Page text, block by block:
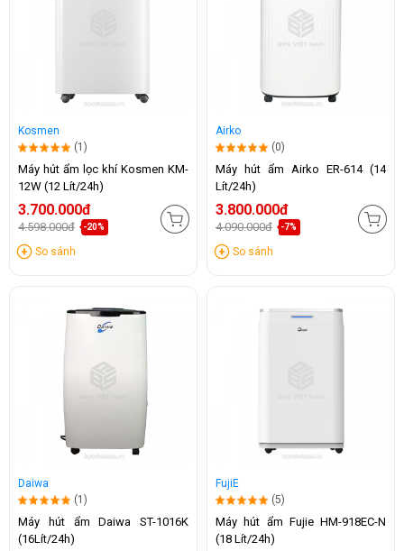
Kosmen
(1)
Máy hút ẩm lọc khí Kosmen KM-
12W (12 Lít/24h)
3.700.000đ
4.598.000đ -20%
So sánh
Airko
(0)
Máy hút ẩm Airko ER-614 (14
Lít/24h)
3.800.000đ
4.090.000đ -7%
So sánh
Daiwa
(1)
Máy hút ẩm Daiwa ST-1016K
(16Lít/24h)
FujiE
(5)
Máy hút ẩm Fujie HM-918EC-N
(18 Lít/24h)